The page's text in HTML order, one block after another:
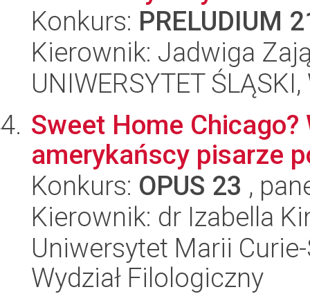
Konkurs: PRELUDIUM
Kierownik: Jadwiga
UNIWERSYTET
Sweet Home
amerykańscy pisarze
Konkurs: OPUS 23 ,
Kierownik: dr Izabella
Uniwersytet Marii
Wydział Filologiczny